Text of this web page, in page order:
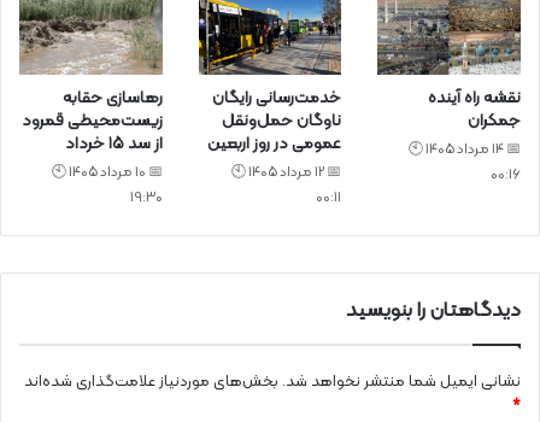
نقشه راه آینده
جمکران
📅 14 مرداد 1405 🕙
00:16
خدمت‌رسانی رایگان
ناوگان حمل‌ونقل
عمومی در روز اربعین
📅 12 مرداد 1405 🕙
00:11
رهاسازی حقابه
زیست‌محیطی قمرود
از سد ۱۵ خرداد
📅 10 مرداد 1405 🕙
19:30
دیدگاهتان را بنویسید
نشانی ایمیل شما منتشر نخواهد شد. بخش‌های موردنیاز علامت‌گذاری شده‌اند
*